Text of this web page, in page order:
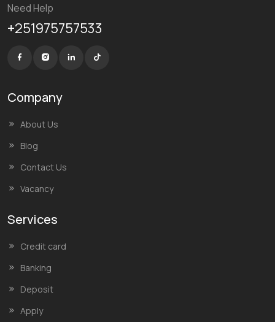
Need Help
+251975757533
Company
About Us
Blog
Contact Us
Vacancy
Services
Credit card
Banking
Deposit
Apply